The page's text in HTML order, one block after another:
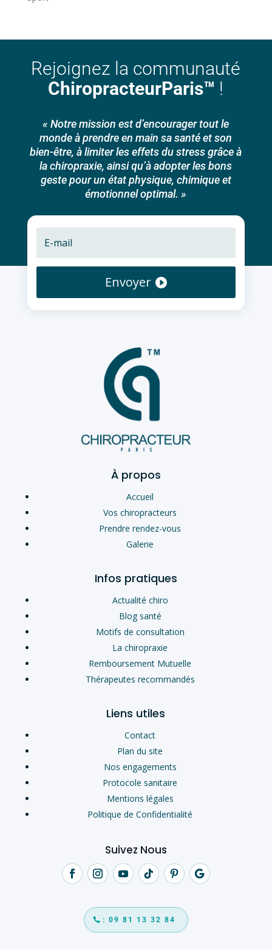
Rejoignez la communauté
ChiropracteurParis™ !
« Notre mission est d’encourager tout le
monde à prendre en main sa santé et son
bien-être, à limiter les effets du stress grâce à
la chiropraxie, ainsi qu’à adopter les bons
geste pour un état physique, chimique et
émotionnel optimal. »
Envoyer
À propos
Accueil
Vos chiropracteurs
Prendre rendez-vous
Galerie
Infos pratiques
Actualité chiro
Blog santé
Motifs de consultation
La chiropraxie
Remboursement Mutuelle
Thérapeutes recommandés
Liens utiles
Contact
Plan du site
Nos engagements
Protocole sanitaire
Mentions légales
Politique de Confidentialité
Suivez Nous
: 09 81 13 32 84